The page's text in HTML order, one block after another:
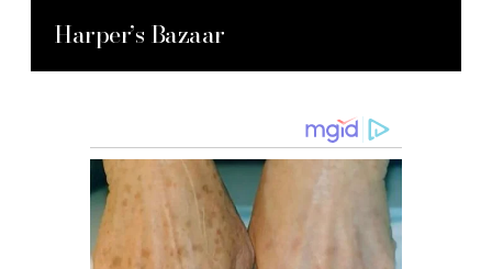
Harper’s Bazaar